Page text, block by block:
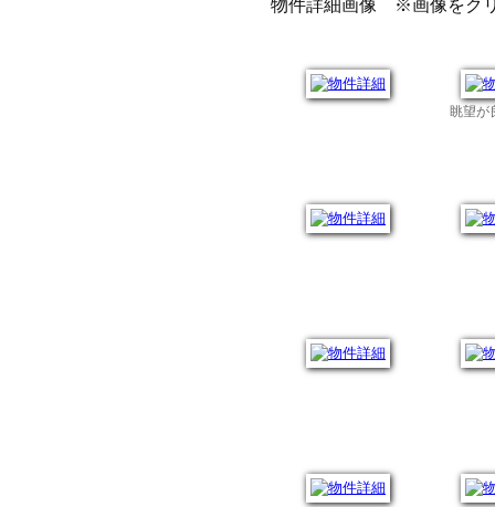
物件詳細画像 ※画像をク
眺望が